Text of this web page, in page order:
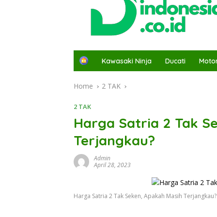
H
e
Kawasaki Ninja Ducati
Home 2 TAK
2 TAK
Harga Satria 2 Tak
Terjangkau?
Admin
April 28, 2023
Harga Satria 2 Tak Seken, Apakah Masih Terjangkau?